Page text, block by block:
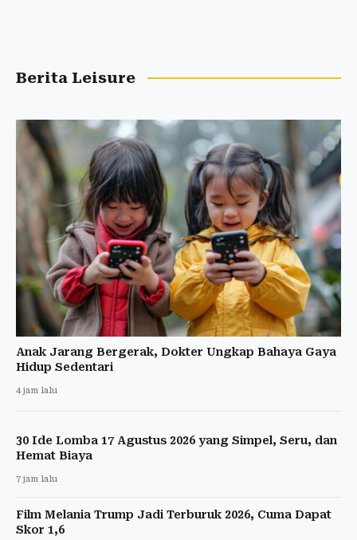
Berita Leisure
Anak Jarang Bergerak, Dokter Ungkap Bahaya Gaya
Hidup Sedentari
4 jam lalu
30 Ide Lomba 17 Agustus 2026 yang Simpel, Seru, dan
Hemat Biaya
7 jam lalu
Film Melania Trump Jadi Terburuk 2026, Cuma Dapat
Skor 1,6